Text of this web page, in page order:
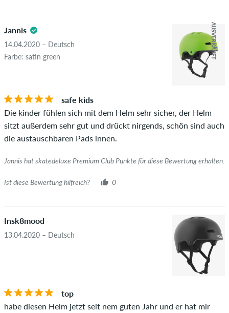
beleidigenden oder obszönen Inhalten sowie Bewertungen,
die geltendes Recht oder Urheberrechte verletzen oder Spam
und Fremdwerbung enthalten, werden nicht veröffentlicht.
Die Sternebewertung des Artikels ist der Durchschnitt aller
Ob die Bewertung von einer Person stammt, die diesen
Artikel wirklich gekauft hat, erkennst du am grünen Haken
neben dem Namen mit dem Zusatz "Verifizierter Kauf". Bei
diesen Personen wurde der Kauf anhand ihrer Bestellungen
überprüft. Bei Bewertungen ohne grünen Haken, können wir
wirklich besitzen oder besessen haben.
5.0
Jannis
14.04.2020 – Deutsch
Farbe: satin green
AUSVERKAUFT
safe kids
Die kinder fühlen sich mit dem Helm sehr sicher, der Helm
sitzt außerdem sehr gut und drückt nirgends, schön sind auch
die austauschbaren Pads innen.
Jannis hat skatedeluxe Premium Club Punkte für diese Bewertung erhalten.
Ist diese Bewertung hilfreich? 0
Insk8mood
13.04.2020 – Deutsch
top
habe diesen Helm jetzt seit nem guten Jahr und er hat mir